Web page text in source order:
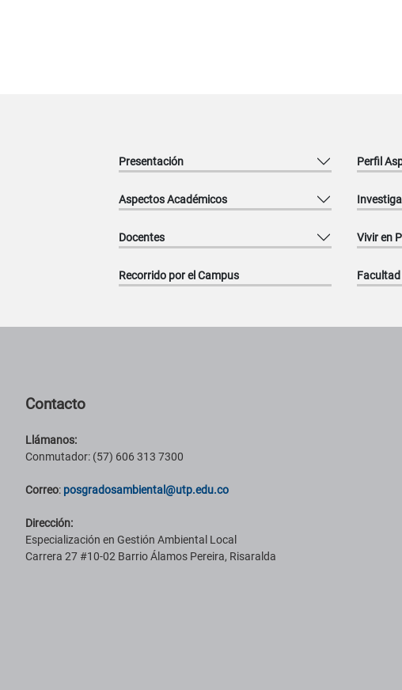
Presentación Perfil
Aspectos Académicos
Docentes Vivir en
Recorrido por el Campus
Contacto
Llámanos:
Conmutador: (57) 606 313 7300
Correo: posgradosambiental@utp.edu.co
Dirección:
Especialización en Gestión Ambiental Local
Carrera 27 #10-02 Barrio Álamos Pereira, Risaralda